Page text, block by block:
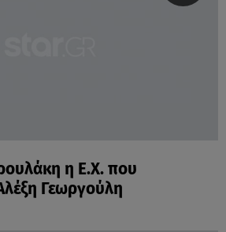
η Ε.Χ. που
Γεωργούλη